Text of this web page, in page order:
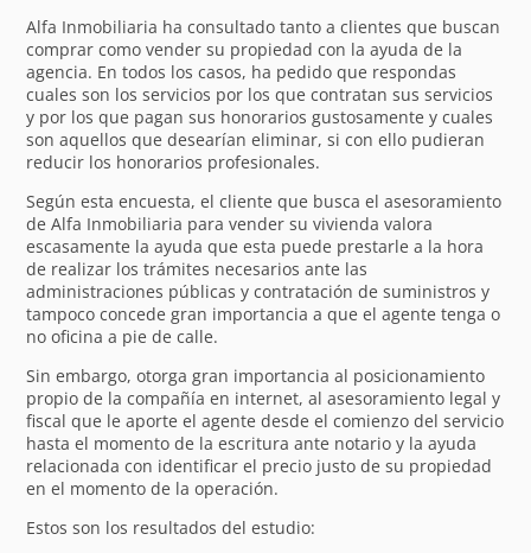
Alfa Inmobiliaria ha consultado tanto a clientes que buscan
comprar como vender su propiedad con la ayuda de la
agencia. En todos los casos, ha pedido que respondas
cuales son los servicios por los que contratan sus servicios
y por los que pagan sus honorarios gustosamente y cuales
son aquellos que desearían eliminar, si con ello pudieran
reducir los honorarios profesionales.
Según esta encuesta, el cliente que busca el asesoramiento
de Alfa Inmobiliaria para vender su vivienda valora
escasamente la ayuda que esta puede prestarle a la hora
de realizar los trámites necesarios ante las
administraciones públicas y contratación de suministros y
tampoco concede gran importancia a que el agente tenga o
no oficina a pie de calle.
Sin embargo, otorga gran importancia al posicionamiento
propio de la compañía en internet, al asesoramiento legal y
fiscal que le aporte el agente desde el comienzo del servicio
hasta el momento de la escritura ante notario y la ayuda
relacionada con identificar el precio justo de su propiedad
en el momento de la operación.
Estos son los resultados del estudio: